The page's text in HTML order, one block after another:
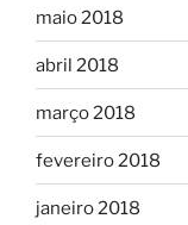
maio 2018
abril 2018
março 2018
fevereiro 2018
janeiro 2018